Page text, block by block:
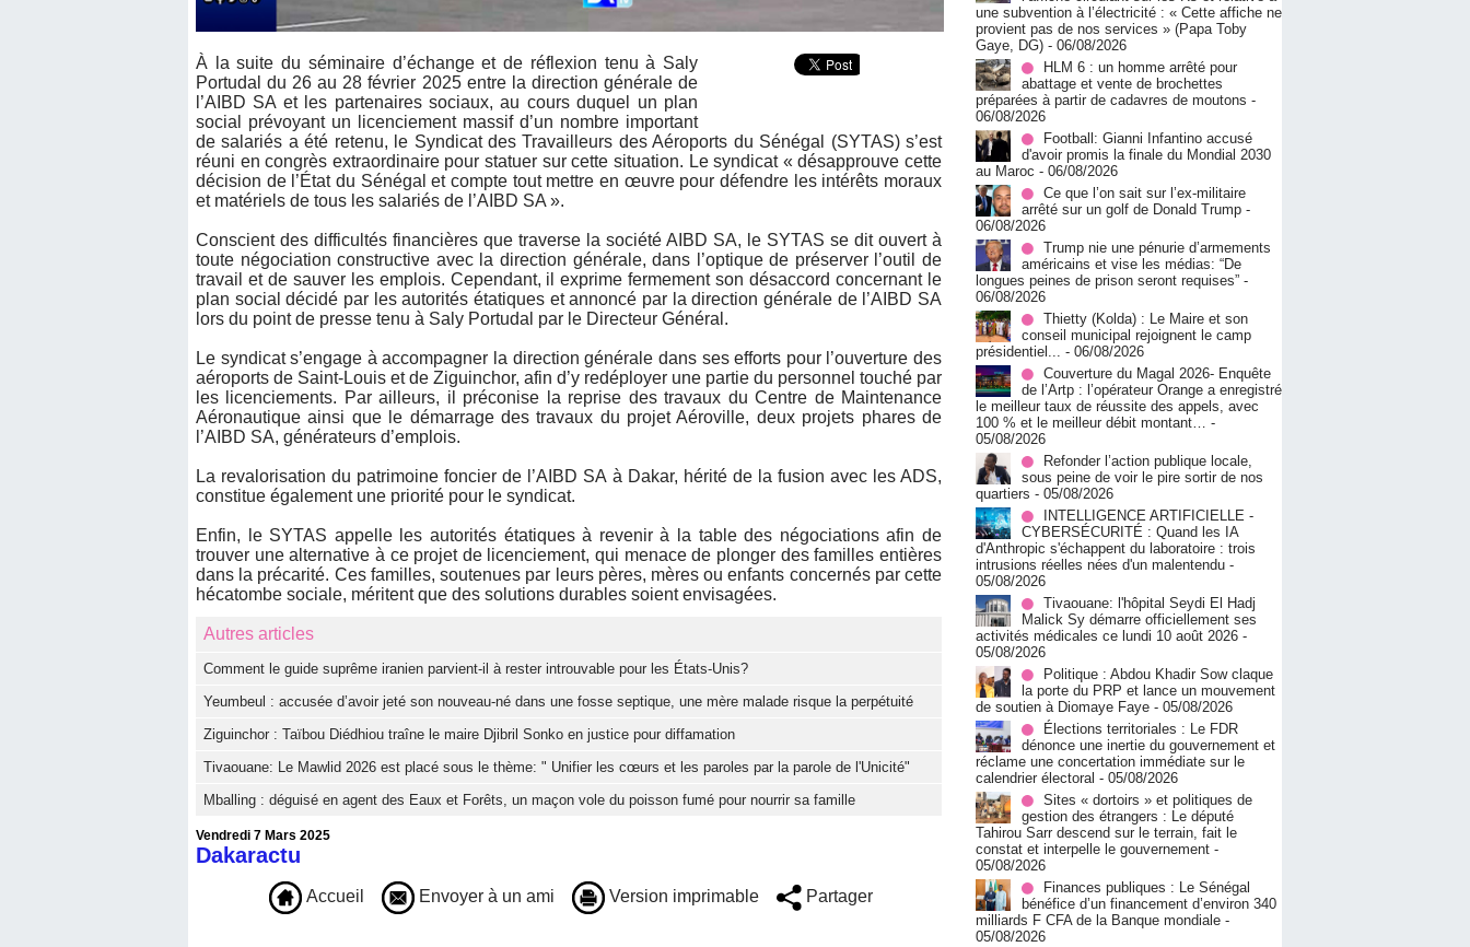
À la suite du séminaire d’échange et de réflexion tenu à Saly
Portudal du 26 au 28 février 2025 entre la direction générale de
l’AIBD SA et les partenaires sociaux, au cours duquel un plan
social prévoyant un licenciement massif d’un nombre important
de salariés a été retenu, le Syndicat des Travailleurs des Aéroports du Sénégal (SYTAS) s’est
réuni en congrès extraordinaire pour statuer sur cette situation. Le syndicat « désapprouve cette
décision de l’État du Sénégal et compte tout mettre en œuvre pour défendre les intérêts moraux
et matériels de tous les salariés de l’AIBD SA ».
Conscient des difficultés financières que traverse la société AIBD SA, le SYTAS se dit ouvert à
toute négociation constructive avec la direction générale, dans l’optique de préserver l’outil de
travail et de sauver les emplois. Cependant, il exprime fermement son désaccord concernant le
plan social décidé par les autorités étatiques et annoncé par la direction générale de l’AIBD SA
lors du point de presse tenu à Saly Portudal par le Directeur Général.
Le syndicat s’engage à accompagner la direction générale dans ses efforts pour l’ouverture des
aéroports de Saint-Louis et de Ziguinchor, afin d’y redéployer une partie du personnel touché par
les licenciements. Par ailleurs, il préconise la reprise des travaux du Centre de Maintenance
Aéronautique ainsi que le démarrage des travaux du projet Aéroville, deux projets phares de
l’AIBD SA, générateurs d’emplois.
La revalorisation du patrimoine foncier de l’AIBD SA à Dakar, hérité de la fusion avec les ADS,
constitue également une priorité pour le syndicat.
Enfin, le SYTAS appelle les autorités étatiques à revenir à la table des négociations afin de
trouver une alternative à ce projet de licenciement, qui menace de plonger des familles entières
dans la précarité. Ces familles, soutenues par leurs pères, mères ou enfants concernés par cette
hécatombe sociale, méritent que des solutions durables soient envisagées.
Autres articles
Comment le guide suprême iranien parvient-il à rester introuvable pour les États-Unis?
Yeumbeul : accusée d’avoir jeté son nouveau-né dans une fosse septique, une mère malade risque la perpétuité
Ziguinchor : Taïbou Diédhiou traîne le maire Djibril Sonko en justice pour diffamation
Tivaouane: Le Mawlid 2026 est placé sous le thème: " Unifier les cœurs et les paroles par la parole de l'Unicité"
Mballing : déguisé en agent des Eaux et Forêts, un maçon vole du poisson fumé pour nourrir sa famille
Vendredi 7 Mars 2025
Dakaractu
Accueil Envoyer à un ami Version imprimable Partager
une subvention à l’électricité : « Cette affiche ne
provient pas de nos services » (Papa Toby
Gaye, DG) - 06/08/2026
HLM 6 : un homme arrêté pour
abattage et vente de brochettes
préparées à partir de cadavres de moutons -
06/08/2026
Football: Gianni Infantino accusé
d'avoir promis la finale du Mondial 2030
au Maroc - 06/08/2026
Ce que l’on sait sur l’ex-militaire
arrêté sur un golf de Donald Trump -
06/08/2026
Trump nie une pénurie d’armements
américains et vise les médias: “De
longues peines de prison seront requises” -
06/08/2026
‎Thietty (Kolda) : Le Maire et son
conseil municipal rejoignent le camp
présidentiel... - 06/08/2026
Couverture du Magal 2026- Enquête
de l’Artp : l’opérateur Orange a enregistré
le meilleur taux de réussite des appels, avec
100 % et le meilleur débit montant… -
05/08/2026
Refonder l’action publique locale,
sous peine de voir le pire sortir de nos
quartiers - 05/08/2026
INTELLIGENCE ARTIFICIELLE -
CYBERSÉCURITÉ : Quand les IA
d'Anthropic s'échappent du laboratoire : trois
intrusions réelles nées d'un malentendu -
05/08/2026
Tivaouane: l'hôpital Seydi El Hadj
Malick Sy démarre officiellement ses
activités médicales ce lundi 10 août 2026 -
05/08/2026
Politique : Abdou Khadir Sow claque
la porte du PRP et lance un mouvement
de soutien à Diomaye Faye - 05/08/2026
Élections territoriales : Le FDR
dénonce une inertie du gouvernement et
réclame une concertation immédiate sur le
calendrier électoral - 05/08/2026
Sites « dortoirs » et politiques de
gestion des étrangers : Le député
Tahirou Sarr descend sur le terrain, fait le
constat et interpelle le gouvernement -
05/08/2026
Finances publiques : Le Sénégal
bénéfice d’un financement d’environ 340
milliards F CFA de la Banque mondiale -
05/08/2026